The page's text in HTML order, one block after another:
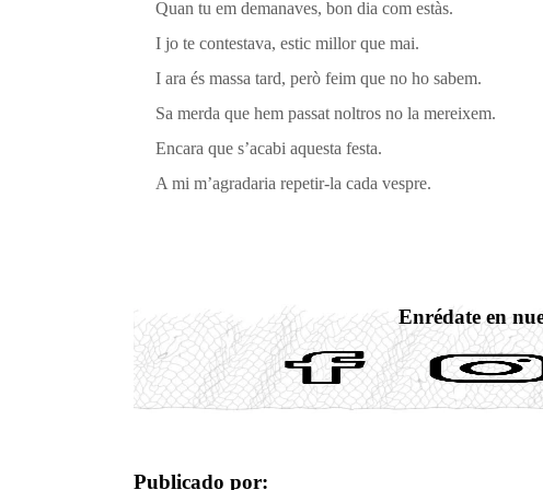
Quan tu em demanaves, bon dia com estàs.
I jo te contestava, estic millor que mai.
I ara és massa tard, però feim que no ho sabem.
Sa merda que hem passat noltros no la mereixem.
Encara que s’acabi aquesta festa.
A mi m’agradaria repetir-la cada vespre.
Enrédate en
Publicado por: